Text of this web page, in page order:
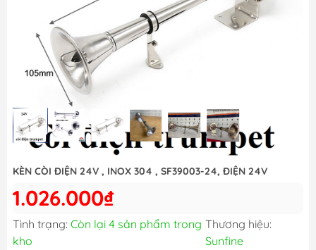
KÈN CÒI ĐIỆN 24V , INOX 304 , SF39003-24, ĐIỆN 24V
1.026.000₫
Tình trạng: Còn lại 4 sản phẩm trong
kho
Thương hiệu:
Sunfine